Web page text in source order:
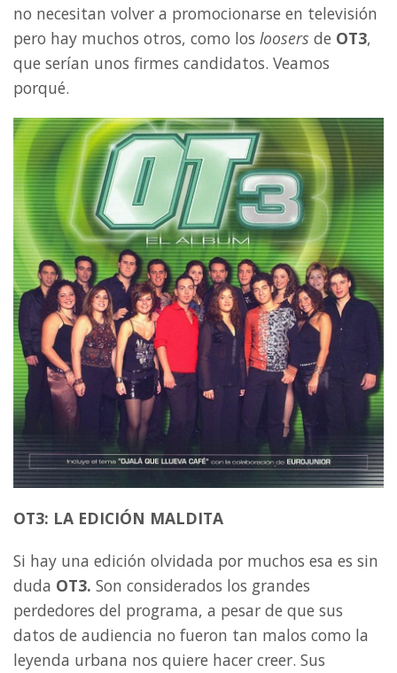
no necesitan volver a promocionarse en televisión
pero hay muchos otros, como los loosers de OT3,
que serían unos firmes candidatos. Veamos
porqué.
OT3: LA EDICIÓN MALDITA
Si hay una edición olvidada por muchos esa es sin
duda OT3. Son considerados los grandes
perdedores del programa, a pesar de que sus
datos de audiencia no fueron tan malos como la
leyenda urbana nos quiere hacer creer. Sus